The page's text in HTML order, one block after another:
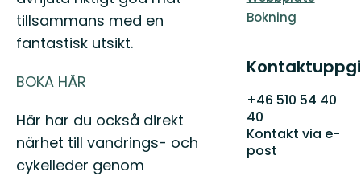
tillsammans med en
fantastisk utsikt.
BOKA HÄR
Här har du också direkt
närhet till vandrings- och
cykelleder genom
Bokning
+46 510 54 40
40
Kontakt via e-
post